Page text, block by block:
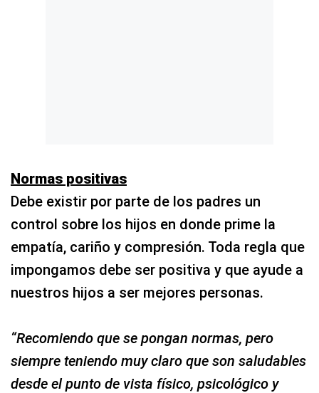
Normas positivas
Debe existir por parte de los padres un
control sobre los hijos en donde prime la
empatía, cariño y compresión. Toda regla que
impongamos debe ser positiva y que ayude a
nuestros hijos a ser mejores personas.
“Recomiendo que se pongan normas, pero
siempre teniendo muy claro que son saludables
desde el punto de vista físico, psicológico y